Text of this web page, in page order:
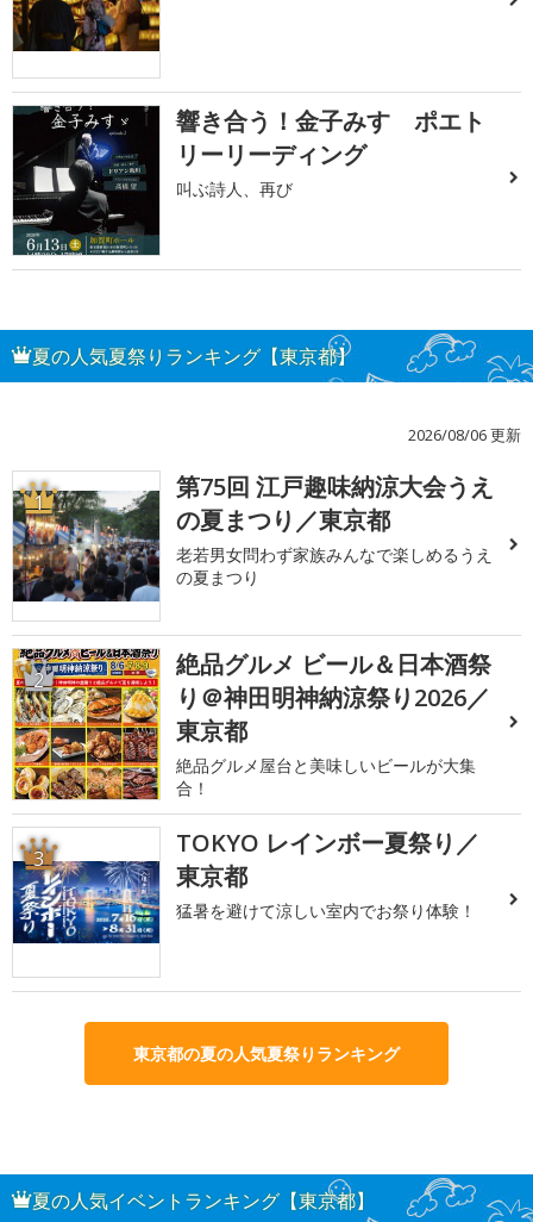
響き合う！金子みすゞポエト
リーリーディング
叫ぶ詩人、再び
夏の人気夏祭りランキング【東京都】
2026/08/06 更新
1
第75回 江戸趣味納涼大会うえ
の夏まつり／東京都
老若男女問わず家族みんなで楽しめるうえ
の夏まつり
2
絶品グルメ ビール＆日本酒祭
り＠神田明神納涼祭り2026／
東京都
絶品グルメ屋台と美味しいビールが大集
合！
3
TOKYO レインボー夏祭り／
東京都
猛暑を避けて涼しい室内でお祭り体験！
東京都の夏の人気夏祭りランキング
夏の人気イベントランキング【東京都】